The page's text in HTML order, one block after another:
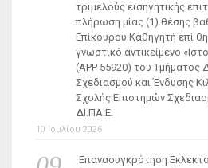
τριμελούς εισηγητικής
πλήρωση μίας (1) θέσης
Επίκουρου Καθηγητή επί
γνωστικό αντικείμενο
(ΑΡΡ 55920) του Τμήματος
Σχεδιασμού και Ένδυσης
Σχολής Επιστημών
ΔΙ.ΠΑ.Ε.
10 Ιουλίου 2026
Επανασυγκρότηση